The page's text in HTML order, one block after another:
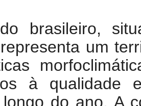
brasileiro,
um
à qualidade
do ano. A